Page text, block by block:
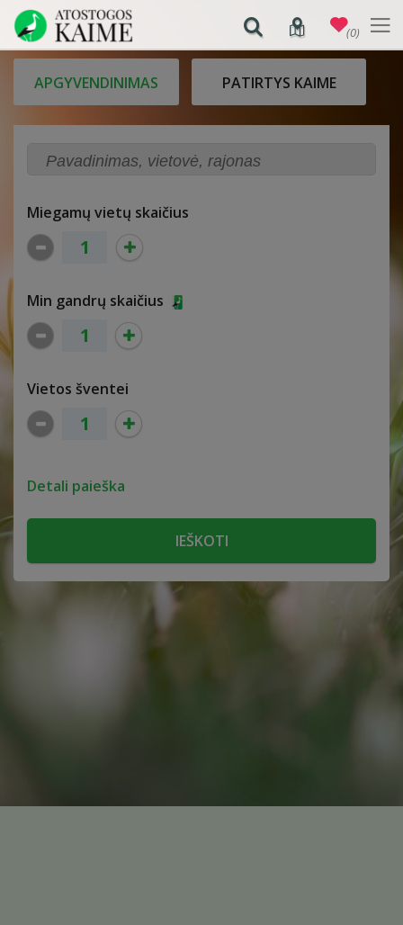
APGYVENDINIMAS PATIRTYS KAIME
Miegamų vietų skaičius
Min gandrų skaičius
Vietos šventei
Detali paieška
(0)